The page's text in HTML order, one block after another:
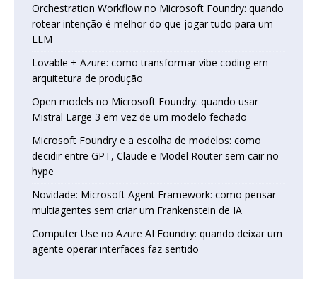
Orchestration Workflow no Microsoft Foundry: quando
rotear intenção é melhor do que jogar tudo para um
LLM
Lovable + Azure: como transformar vibe coding em
arquitetura de produção
Open models no Microsoft Foundry: quando usar
Mistral Large 3 em vez de um modelo fechado
Microsoft Foundry e a escolha de modelos: como
decidir entre GPT, Claude e Model Router sem cair no
hype
Novidade: Microsoft Agent Framework: como pensar
multiagentes sem criar um Frankenstein de IA
Computer Use no Azure AI Foundry: quando deixar um
agente operar interfaces faz sentido